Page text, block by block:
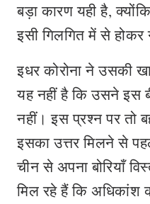
बड़ा कारण यही है,
इसी गिलगित में से होकर
इधर कोरोना ने उसकी
यह नहीं है कि उसने इस
नहीं। इस प्रश्न पर तो
इसका उत्तर मिलने से
चीन से अपना बोरियाँ
मिल रहे हैं कि अधिकांश